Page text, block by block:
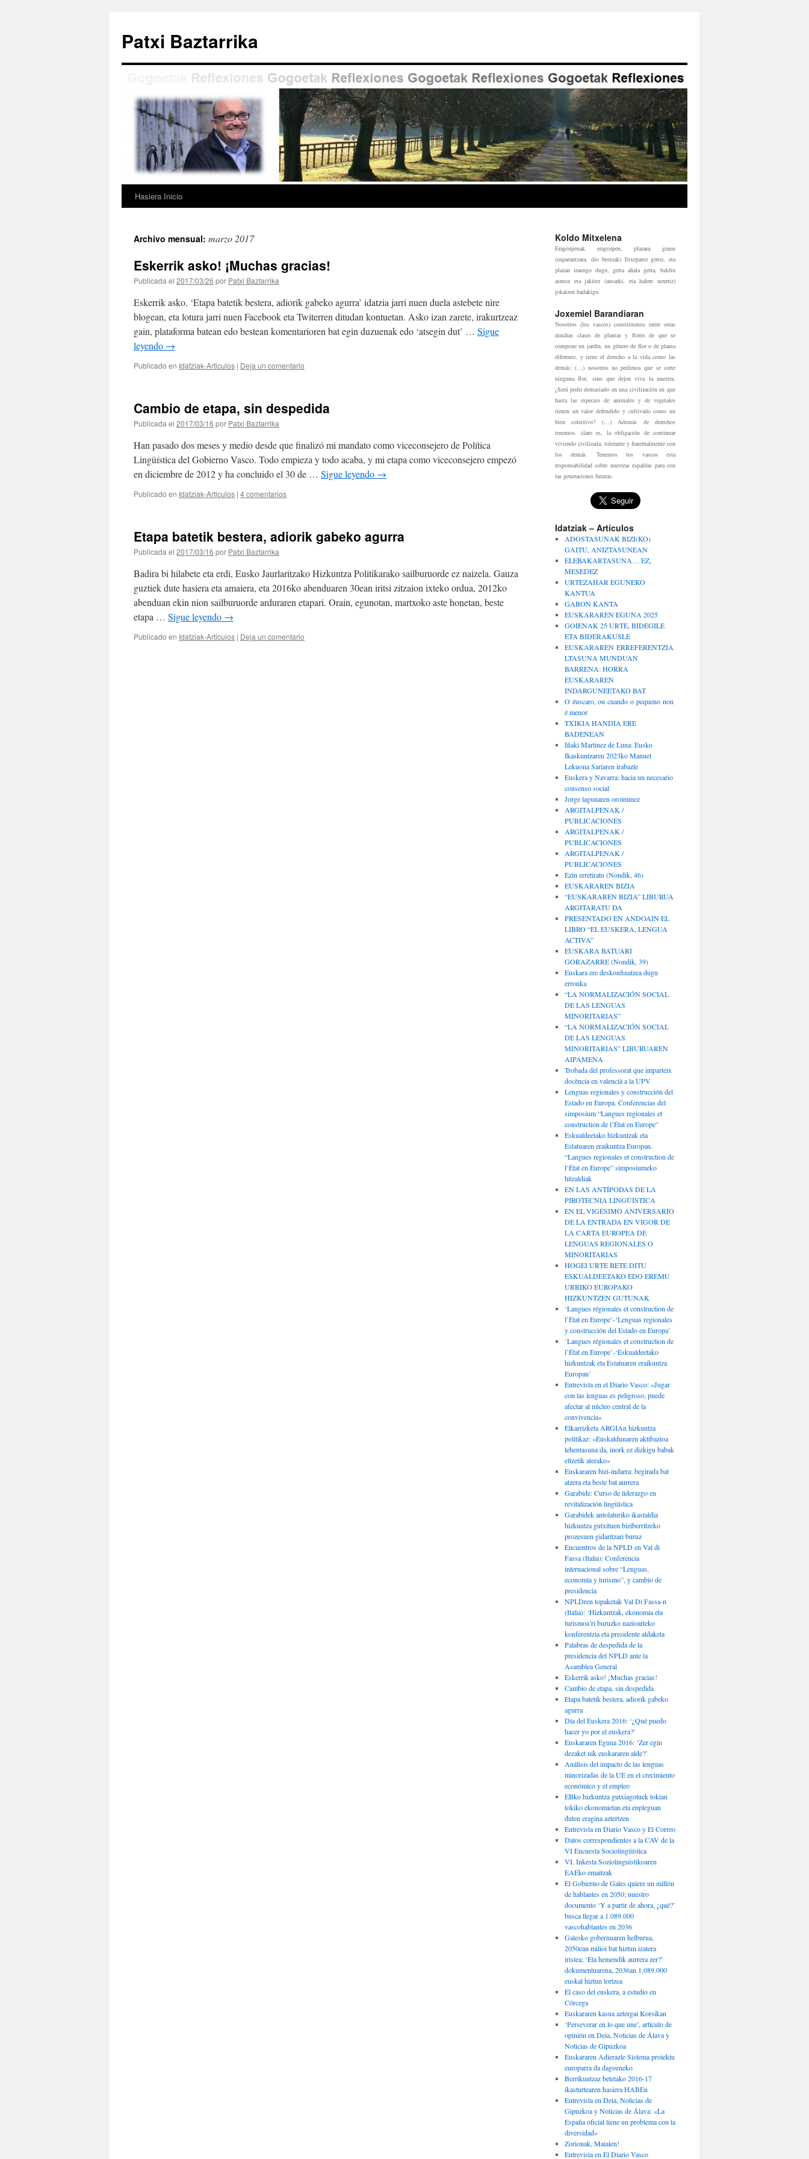
contenido
Patxi Baztarrika
Hasiera Inicio
Archivo mensual: marzo 2017
Eskerrik asko! ¡Muchas gracias!
Publicada el 2017/03/26 por Patxi Baztarrika
Eskerrik asko. ‘Etapa batetik bestera, adiorik gabeko agurra’ idatzia jarri nuen duela astebete nire
blogean, eta lotura jarri nuen Facebook eta Twiterren ditudan kontuetan. Asko izan zarete, irakurtzeaz
gain, plataforma batean edo bestean komentarioren bat egin duzuenak edo ‘atsegin dut’ … Sigue
leyendo →
Publicado en Idatziak-Articulos | Deja un comentario
Cambio de etapa, sin despedida
Publicada el 2017/03/16 por Patxi Baztarrika
Han pasado dos meses y medio desde que finalizó mi mandato como viceconsejero de Política
Lingüística del Gobierno Vasco. Todo empieza y todo acaba, y mi etapa como viceconsejero empezó
en diciembre de 2012 y ha concluido el 30 de … Sigue leyendo →
Publicado en Idatziak-Articulos | 4 comentarios
Etapa batetik bestera, adiorik gabeko agurra
Publicada el 2017/03/16 por Patxi Baztarrika
Badira bi hilabete eta erdi, Eusko Jaurlaritzako Hizkuntza Politikarako sailburuorde ez naizela. Gauza
guztiek dute hasiera eta amaiera, eta 2016ko abenduaren 30ean iritsi zitzaion ixteko ordua, 2012ko
abenduan ekin nion sailburuorde arduraren etapari. Orain, egunotan, martxoko aste honetan, beste
etapa … Sigue leyendo →
Publicado en Idatziak-Articulos | Deja un comentario
Koldo Mitxelena
Eragozpenak eragozpen, plazara ginen
(enparantzara, dio besteak) Etxeparez geroz, eta
plazan iraungo dugu, gerta ahala gerta, baldin
asmoz eta jakitez (ausarki, eta halere neurriz)
jokatzen badakigu.
Joxemiel Barandiaran
Nosotros (los vascos) constituimos entre otras
muchas clases de plantas y flores de que se
compone un jardín, un género de flor o de planta
diferente, y tiene el derecho a la vida como las
demás; (…) nosotros no pedimos que se corte
ninguna flor, sino que dejen viva la nuestra.
¿Será pedir demasiado en una civilización en que
hasta las especies de animales y de vegetales
tienen un valor defendido y cultivado como un
bien colectivo? (…) Además de derechos
tenemos, claro es, la obligación de continuar
viviendo civilizada, tolerante y fraternalmente con
los demás. Tenemos los vascos esta
responsabilidad sobre nuestras espaldas para con
las generaciones futuras.
Idatziak – Artículos
ADOSTASUNAK BIZI(KO)
GAITU, ANIZTASUNEAN
ELEBAKARTASUNA… EZ,
MESEDEZ
URTEZAHAR EGUNEKO
KANTUA
GABON KANTA
EUSKARAREN EGUNA 2025
GOIENAK 25 URTE, BIDEGILE
ETA BIDERAKUSLE
EUSKARAREN ERREFERENTZIA
LTASUNA MUNDUAN
BARRENA: HORRA
EUSKARAREN
INDARGUNEETAKO BAT
O éuscaro, ou cuando o pequeno non
é menor
TXIKIA HANDIA ERE
BADENEAN
Iñaki Martinez de Luna: Eusko
Ikaskuntzaren 2023ko Manuel
Lekuona Sariaren irabazle
Euskera y Navarra: hacia un necesario
consenso social
Jorge lagunaren oroiminez
ARGITALPENAK /
PUBLICACIONES
ARGITALPENAK /
PUBLICACIONES
ARGITALPENAK /
PUBLICACIONES
Ezin erretiratu (Nondik, 46)
EUSKARAREN BIZIA
“EUSKARAREN BIZIA” LIBURUA
ARGITARATU DA
PRESENTADO EN ANDOAIN EL
LIBRO “EL EUSKERA, LENGUA
ACTIVA”
EUSKARA BATUARI
GORAZARRE (Nondik, 39)
Euskara ere deskonfinatzea dugu
erronka
“LA NORMALIZACIÓN SOCIAL
DE LAS LENGUAS
MINORITARIAS”
“LA NORMALIZACIÓN SOCIAL
DE LAS LENGUAS
MINORITARIAS” LIBURUAREN
AIPAMENA
Trobada del professorat que imparteix
docència en valencià a la UPV
Lenguas regionales y construcción del
Estado en Europa. Conferencias del
simposium “Langues regionales et
construction de l’État en Europe”
Eskualdeetako hizkuntzak eta
Estatuaren eraikuntza Europan.
“Langues regionales et construction de
l’État en Europe” simposiumeko
hitzaldiak
EN LAS ANTÍPODAS DE LA
PIROTECNIA LINGÜÍSTICA
EN EL VIGÉSIMO ANIVERSARIO
DE LA ENTRADA EN VIGOR DE
LA CARTA EUROPEA DE
LENGUAS REGIONALES O
MINORITARIAS
HOGEI URTE BETE DITU
ESKUALDEETAKO EDO EREMU
URRIKO EUROPAKO
HIZKUNTZEN GUTUNAK
‘Langues régionales et construction de
l’État en Europe’-‘Lenguas regionales
y construcción del Estado en Europa’
‘Langues régionales et construction de
l’État en Europe’-‘Eskualdeetako
hizkuntzak eta Estatuaren eraikuntza
Europan’
Entrevista en el Diario Vasco: «Jugar
con las lenguas es peligroso, puede
afectar al núcleo central de la
convivencia»
Elkarrizketa ARGIAn hizkuntza
politikaz: «Euskaldunaren aktibazioa
lehentasuna da, inork ez dizkigu babak
eltzetik aterako»
Euskararen bizi-indarra: begirada bat
atzera eta beste bat aurrera
Garabide: Curso de liderazgo en
revitalización lingüística
Garabidek antolaturiko ikastaldia
hizkuntza gutxituen biziberritzeko
prozesuen gidaritzari buruz
Encuentros de la NPLD en Val di
Fassa (Italia): Conferencia
internacional sobre “Lenguas,
economía y turismo”, y cambio de
presidencia
NPLDren topaketak Val Di Fassa-n
(Italia): ‘Hizkuntzak, ekonomia eta
turismoa’ri buruzko nazioarteko
konferentzia eta presidente aldaketa
Palabras de despedida de la
presidencia del NPLD ante la
Asamblea General
Eskerrik asko! ¡Muchas gracias!
Cambio de etapa, sin despedida
Etapa batetik bestera, adiorik gabeko
agurra
Día del Euskera 2016: ‘¿Qué puedo
hacer yo por el euskera?’
Euskararen Eguna 2016: ‘Zer egin
dezaket nik euskararen alde?’
Análisis del impacto de las lenguas
minorizadas de la UE en el crecimiento
económico y el empleo
EBko hizkuntza gutxiagotuek tokian
tokiko ekonomietan eta enpleguan
duten eragina aztertzen
Entrevista en Diario Vasco y El Correo
Datos correspondientes a la CAV de la
VI Encuesta Sociolingüística
VI. Inkesta Soziolinguistikoaren
EAEko emaitzak
El Gobierno de Gales quiere un millón
de hablantes en 2050; nuestro
documento ‘Y a partir de ahora, ¿qué?’
busca llegar a 1.089.000
vascohablantes en 2036
Galesko gobernuaren helburua,
2050ean milioi bat hiztun izatera
iristea; ‘Eta hemendik aurrera zer?’
dokumentuarena, 2036an 1.089.000
euskal hiztun lortzea
El caso del euskera, a estudio en
Córcega
Euskararen kasua aztergai Korsikan
‘Perseverar en lo que une’, artículo de
opinión en Deia, Noticias de Álava y
Noticias de Gipuzkoa
Euskararen Adierazle Sistema proiektu
europarra da dagoeneko
Berrikuntzaz betetako 2016-17
ikasturtearen hasiera HABEn
Entrevista en Deia, Noticias de
Gipuzkoa y Noticias de Álava: «La
España oficial tiene un problema con la
diversidad»
Zorionak, Maialen!
Entrevista en El Diario Vasco